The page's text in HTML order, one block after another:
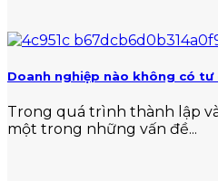
Doanh nghiệp nào không có tư
Trong quá trình thành lập
một trong những vấn đề...